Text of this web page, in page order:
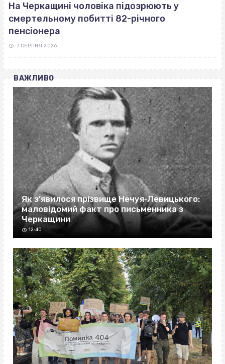
На Черкащині чоловіка підозрюють у
смертельному побитті 82-річного
пенсіонера
7 СЕРПНЯ 2026
ВАЖЛИВО
Як з’явилося прізвище Нечуя‐Левицького:
маловідомий факт про письменника з
Черкащини
12:40